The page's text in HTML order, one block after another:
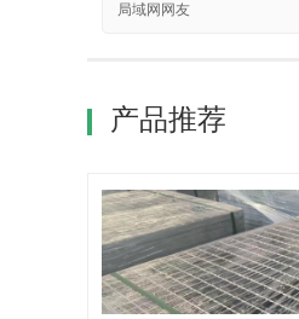
局域网网友
产品推荐